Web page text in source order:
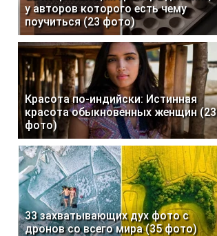
у авторов которого есть чему
поучиться (23 фото)
Красота по-индийски: Истинная
красота обыкновенных женщин (23
фото)
33 захватывающих дух фото с
дронов со всего мира (35 фото)